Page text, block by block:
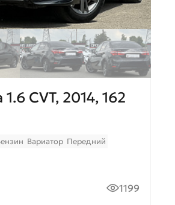
CVT, 2014, 162
Вариатор Передний
1199